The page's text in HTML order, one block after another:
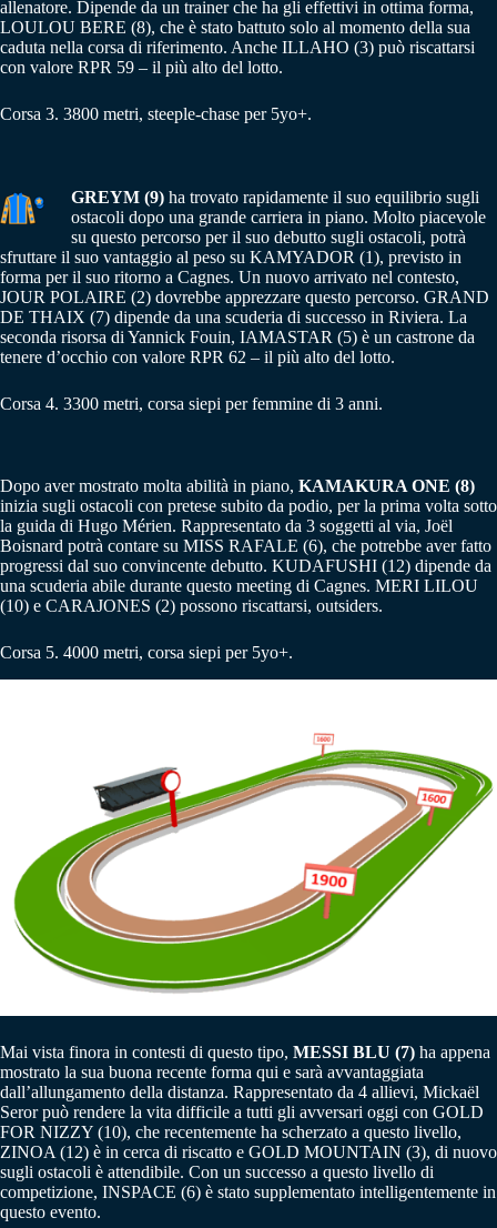
allenatore. Dipende da un trainer che ha gli effettivi in ottima forma,
LOULOU BERE (8), che è stato battuto solo al momento della sua
caduta nella corsa di riferimento. Anche ILLAHO (3) può riscattarsi
con valore RPR 59 – il più alto del lotto.
Corsa 3. 3800 metri, steeple-chase per 5yo+.
GREYM (9) ha trovato rapidamente il suo equilibrio sugli
ostacoli dopo una grande carriera in piano. Molto piacevole
su questo percorso per il suo debutto sugli ostacoli, potrà
sfruttare il suo vantaggio al peso su KAMYADOR (1), previsto in
forma per il suo ritorno a Cagnes. Un nuovo arrivato nel contesto,
JOUR POLAIRE (2) dovrebbe apprezzare questo percorso. GRAND
DE THAIX (7) dipende da una scuderia di successo in Riviera. La
seconda risorsa di Yannick Fouin, IAMASTAR (5) è un castrone da
tenere d’occhio con valore RPR 62 – il più alto del lotto.
Corsa 4. 3300 metri, corsa siepi per femmine di 3 anni.
Dopo aver mostrato molta abilità in piano, KAMAKURA ONE (8)
inizia sugli ostacoli con pretese subito da podio, per la prima volta sotto
la guida di Hugo Mérien. Rappresentato da 3 soggetti al via, Joël
Boisnard potrà contare su MISS RAFALE (6), che potrebbe aver fatto
progressi dal suo convincente debutto. KUDAFUSHI (12) dipende da
una scuderia abile durante questo meeting di Cagnes. MERI LILOU
(10) e CARAJONES (2) possono riscattarsi, outsiders.
Corsa 5. 4000 metri, corsa siepi per 5yo+.
Mai vista finora in contesti di questo tipo, MESSI BLU (7) ha appena
mostrato la sua buona recente forma qui e sarà avvantaggiata
dall’allungamento della distanza. Rappresentato da 4 allievi, Mickaël
Seror può rendere la vita difficile a tutti gli avversari oggi con GOLD
FOR NIZZY (10), che recentemente ha scherzato a questo livello,
ZINOA (12) è in cerca di riscatto e GOLD MOUNTAIN (3), di nuovo
sugli ostacoli è attendibile. Con un successo a questo livello di
competizione, INSPACE (6) è stato supplementato intelligentemente in
questo evento.